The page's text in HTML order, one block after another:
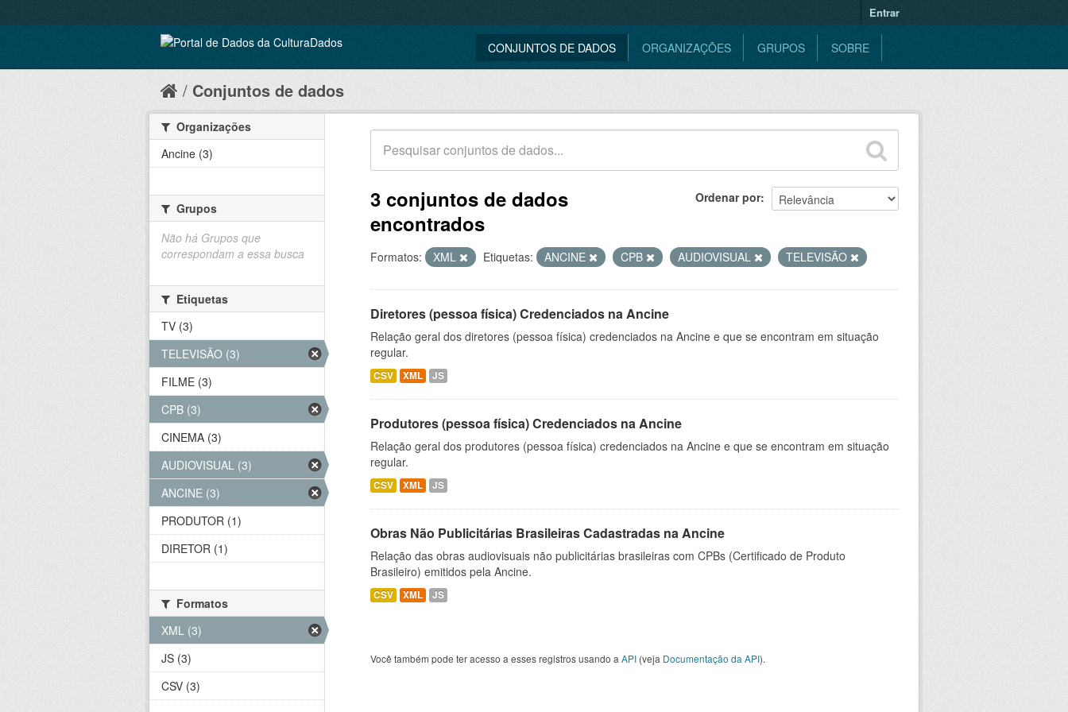
Entrar
CONJUNTOS DE DADOS ORGANIZAÇÕES GRUPOS SOBRE
Conjuntos de dados
Ordenar por
3 conjuntos de dados
encontrados
Formatos: XML Etiquetas: ANCINE CPB AUDIOVISUAL TELEVISÃO
Diretores (pessoa física) Credenciados na Ancine
Relação geral dos diretores (pessoa física) credenciados na Ancine e que se encontram em situação
regular.
CSV XML JS
Produtores (pessoa física) Credenciados na Ancine
Relação geral dos produtores (pessoa física) credenciados na Ancine e que se encontram em situação
regular.
CSV XML JS
Obras Não Publicitárias Brasileiras Cadastradas na Ancine
Relação das obras audiovisuais não publicitárias brasileiras com CPBs (Certificado de Produto
Brasileiro) emitidos pela Ancine.
CSV XML JS
Você também pode ter acesso a esses registros usando a API (veja Documentação da API).
Organizações
Ancine (3)
Grupos
Não há Grupos que
correspondam a essa busca
Etiquetas
TV (3)
TELEVISÃO (3)
FILME (3)
CPB (3)
CINEMA (3)
AUDIOVISUAL (3)
ANCINE (3)
PRODUTOR (1)
DIRETOR (1)
Formatos
XML (3)
JS (3)
CSV (3)